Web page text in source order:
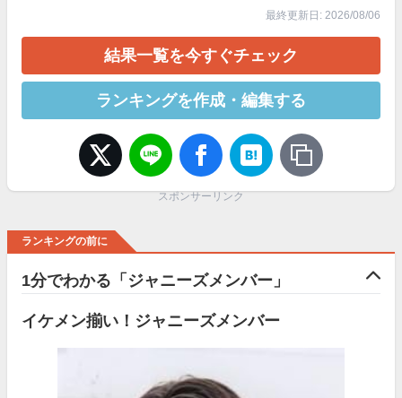
最終更新日: 2026/08/06
結果一覧を今すぐチェック
ランキングを作成・編集する
スポンサーリンク
ランキングの前に
1分でわかる「ジャニーズメンバー」
イケメン揃い！ジャニーズメンバー